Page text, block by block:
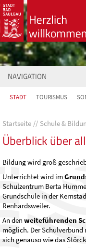
NAVIGATION
STADT TOURISMUS
Startseite Schule &
Überblick über
Bildung wird groß
Unterrichtet wird im
Schulzentrum Berta
Grundschule in der
Renhardsweiler.
An den weiteführenden
möglich. Der
sich genauso wie das